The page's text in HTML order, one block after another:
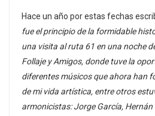
Hace un año por estas fechas
fue el principio de la formidable
una visita al ruta 61 en una noche
Follaje y Amigos, donde tuve la
diferentes músicos que ahora han
de mi vida artística, entre otros
armonicistas: Jorge García, Hernán